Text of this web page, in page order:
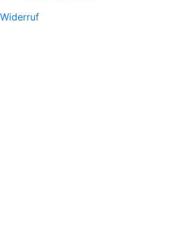
Widerruf